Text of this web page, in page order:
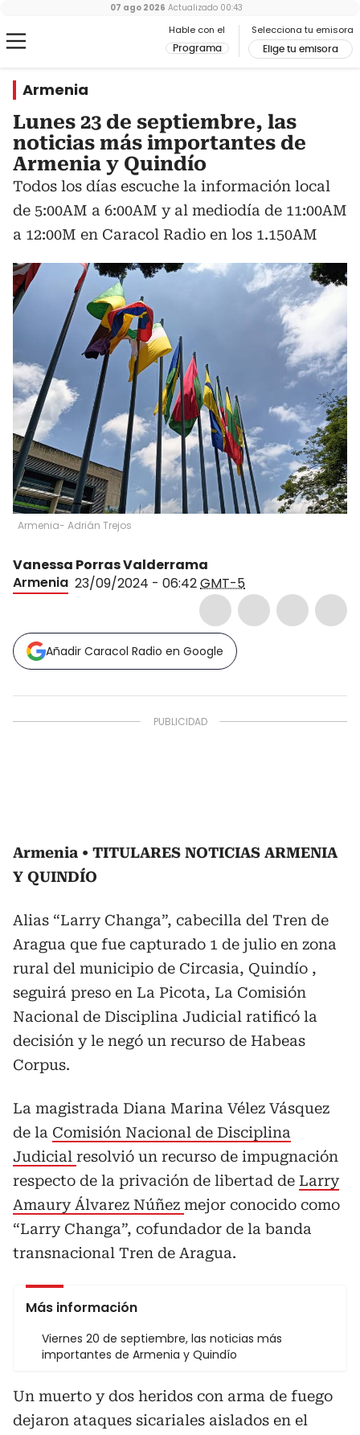
Hable con el
Programa
Selecciona tu emisora
Elige tu emisora
07 ago 2026 Actualizado 00:43
Armenia
Lunes 23 de septiembre, las
noticias más importantes de
Armenia y Quindío
Todos los días escuche la información local
de 5:00AM a 6:00AM y al mediodía de 11:00AM
a 12:00M en Caracol Radio en los 1.150AM
Armenia- Adrián Trejos
Vanessa Porras Valderrama
Armenia 23/09/2024 - 06:42GMT-5
Añadir Caracol Radio en Google
Armenia
TITULARES NOTICIAS ARMENIA
Y QUINDÍO
Alias “Larry Changa”, cabecilla del Tren de
Aragua que fue capturado 1 de julio en zona
rural del municipio de Circasia, Quindío ,
seguirá preso en La Picota, La Comisión
Nacional de Disciplina Judicial ratificó la
decisión y le negó un recurso de Habeas
Corpus.
La magistrada Diana Marina Vélez Vásquez
de la Comisión Nacional de Disciplina
Judicial resolvió un recurso de impugnación
respecto de la privación de libertad de Larry
Amaury Álvarez Núñez mejor conocido como
“Larry Changa”, cofundador de la banda
transnacional Tren de Aragua.
Más información
Viernes 20 de septiembre, las noticias más
importantes de Armenia y Quindío
Un muerto y dos heridos con arma de fuego
dejaron ataques sicariales aislados en el